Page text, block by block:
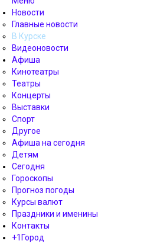
Новости
Главные новости
В Курске
Видеоновости
Афиша
Кинотеатры
Театры
Концерты
Выставки
Спорт
Другое
Афиша на сегодня
Детям
Сегодня
Гороскопы
Прогноз погоды
Курсы валют
Праздники и именины
Контакты
+1Город